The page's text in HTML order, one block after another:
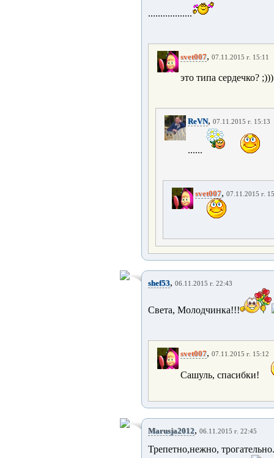
..................
svet007, 07.11.2015 г. 15:11
это типа сердечко?
ReVN, 07.11.2015 г. 15:13
......
svet007, 07.11.2015 г.
shef53, 06.11.2015 г. 22:43
Света, Молодчинка!!!
svet007, 07.11.2015 г. 15:12
Сашуль, спасибки!
Marusja2012, 06.11.2015 г. 22:45
Трепетно,нежно,